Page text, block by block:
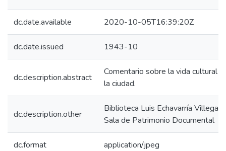
dc.date.available 2020-10-05T16:39:20Z
dc.date.issued 1943-10
dc.description.abstract
Comentario sobre la vida cultural
la ciudad.
dc.description.other
Biblioteca Luis Echavarría Villegas,
Sala de Patrimonio Documental
dc.format application/jpeg